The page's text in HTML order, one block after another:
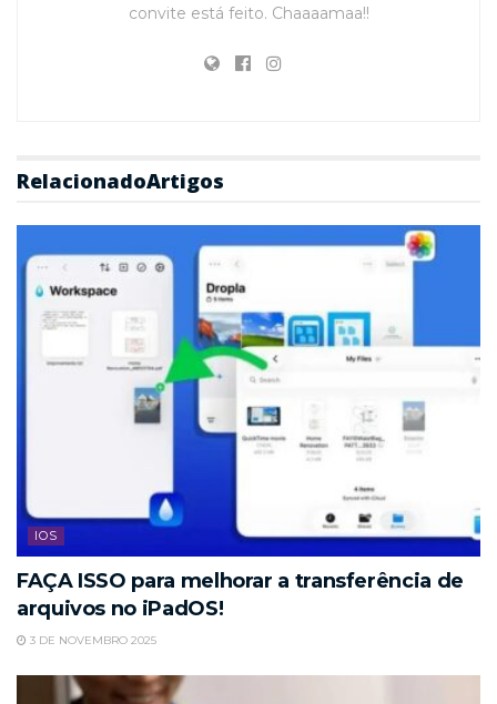
convite está feito. Chaaaamaa!!
RelacionadoArtigos
IOS
FAÇA ISSO para melhorar a transferência de
arquivos no iPadOS!
3 DE NOVEMBRO 2025